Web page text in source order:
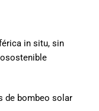
in situ, sin
de bombeo solar